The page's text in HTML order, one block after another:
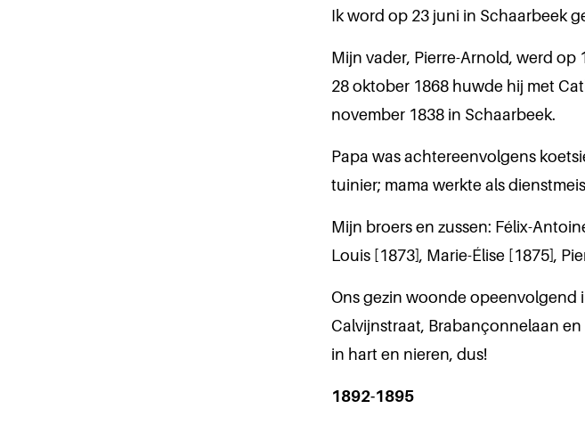
Ik word op 23 juni in Schaarbeek
Mijn vader, Pierre-Arnold, werd
28 oktober 1868 huwde hij met
november 1838 in Schaarbeek.
Papa was achtereenvolgens
tuinier; mama werkte als
Mijn broers en zussen: Félix-
Louis [1873], Marie-Élise [1875],
Ons gezin woonde opeenvolgend
Calvijnstraat, Brabançonnelaan
in hart en nieren, dus!
1892-1895